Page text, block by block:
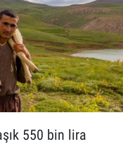
550 bin lira